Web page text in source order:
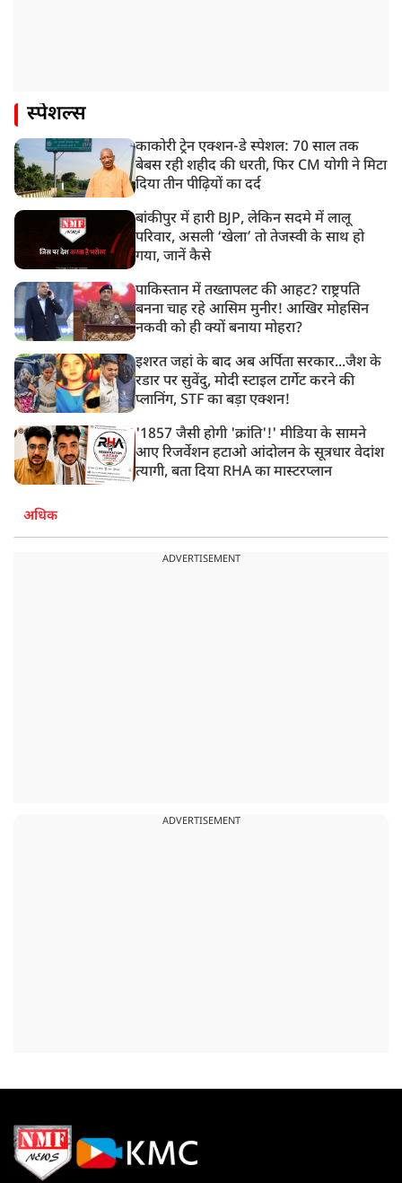
स्पेशल्स
काकोरी ट्रेन एक्शन-डे स्पेशल: 70 साल तक
बेबस रही शहीद की धरती, फिर CM योगी ने मिटा
दिया तीन पीढ़ियों का दर्द
बांकीपुर में हारी BJP, लेकिन सदमे में लालू
परिवार, असली ‘खेला’ तो तेजस्वी के साथ हो
गया, जानें कैसे
पाकिस्तान में तख्तापलट की आहट? राष्ट्रपति
बनना चाह रहे आसिम मुनीर! आखिर मोहसिन
नकवी को ही क्यों बनाया मोहरा?
इशरत जहां के बाद अब अर्पिता सरकार...जैश के
रडार पर सुवेंदु, मोदी स्टाइल टार्गेट करने की
प्लानिंग, STF का बड़ा एक्शन!
'1857 जैसी होगी 'क्रांति'!' मीडिया के सामने
आए रिजर्वेशन हटाओ आंदोलन के सूत्रधार वेदांश
त्यागी, बता दिया RHA का मास्टरप्लान
अधिक
ADVERTISEMENT
ADVERTISEMENT